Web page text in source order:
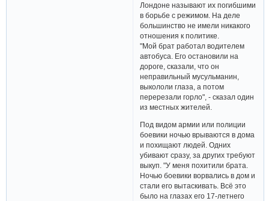
Лондоне называют их погибшими
в борьбе с режимом. На деле
большинство не имели никакого
отношения к политике.
"Мой брат работал водителем
автобуса. Его остановили на
дороге, сказали, что он
неправильный мусульманин,
выкололи глаза, а потом
перерезали горло", - сказал один
из местных жителей.
Под видом армии или полиции
боевики ночью врываются в дома
и похищают людей. Одних
убивают сразу, за других требуют
выкуп. "У меня похитили брата.
Ночью боевики ворвались в дом и
стали его вытаскивать. Всё это
было на глазах его 17-летнего